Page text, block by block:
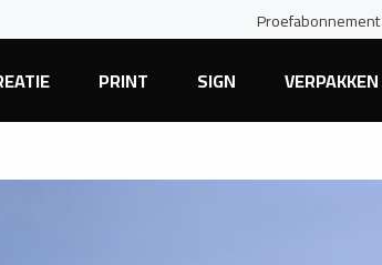
Proefabonnement
PRINT SIGN VERPAKKEN